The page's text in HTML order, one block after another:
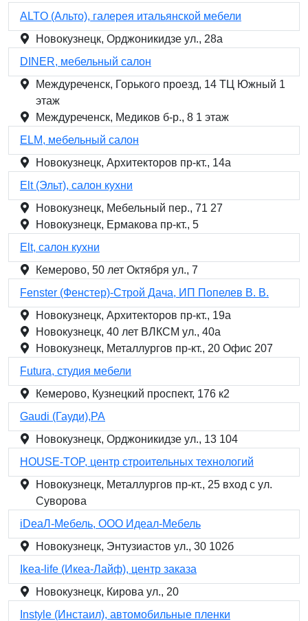
ALTO (Альто), галерея итальянской мебели
Новокузнецк, Орджоникидзе ул., 28а
DINER, мебельный салон
Междуреченск, Горького проезд, 14 ТЦ Южный 1
этаж
Междуреченск, Медиков б-р., 8 1 этаж
ELM, мебельный салон
Новокузнецк, Архитекторов пр-кт., 14а
Elt (Эльт), салон кухни
Новокузнецк, Мебельный пер., 71 27
Новокузнецк, Ермакова пр-кт., 5
Elt, салон кухни
Кемерово, 50 лет Октября ул., 7
Fenster (Фенстер)-Строй Дача, ИП Попелев В. В.
Новокузнецк, Архитекторов пр-кт., 19а
Новокузнецк, 40 лет ВЛКСМ ул., 40а
Новокузнецк, Металлургов пр-кт., 20 Офис 207
Futura, студия мебели
Кемерово, Кузнецкий проспект, 176 к2
Gaudi (Гауди),РА
Новокузнецк, Орджоникидзе ул., 13 104
HOUSE-TOP, центр строительных технологий
Новокузнецк, Металлургов пр-кт., 25 вход с ул.
Суворова
iDеаЛ-Мебель, ООО Идеал-Мебель
Новокузнецк, Энтузиастов ул., 30 102б
Ikea-life (Икеа-Лайф), центр заказа
Новокузнецк, Кирова ул., 20
Instyle (Инстаил), автомобильные пленки